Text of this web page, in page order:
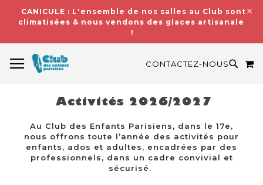
CANICULE : L'ensemble de nos salles au Club sont
climatisées & nous vendons des glaces artisanales
!
CONTACTEZ-NOUS
Activités 2026/2027
Au Club des Enfants Parisiens, dans le 17e,
nous offrons toute l’année des activités pour
enfants, ados et adultes, encadrées par des
professionnels, dans un cadre convivial et
sécurisé.